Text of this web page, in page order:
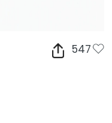
547